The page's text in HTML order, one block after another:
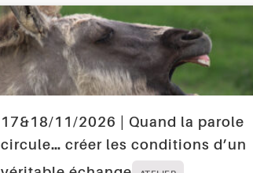
17&18/11/2026 | Quand la parole
circule… créer les conditions d’un